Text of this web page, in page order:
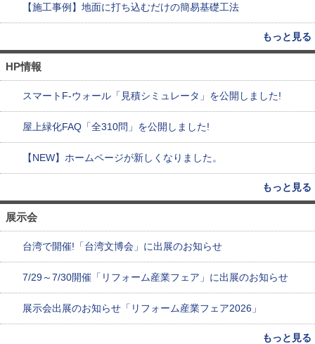
【施工事例】地面に打ち込むだけの簡易基礎工法
もっと見る
HP情報
スマートF-ウォール「見積シミュレータ」を公開しました!
屋上緑化FAQ「全310問」を公開しました!
【NEW】ホームページが新しくなりました。
もっと見る
展示会
台湾で開催!「台湾文博会」に出展のお知らせ
7/29～7/30開催「リフォーム産業フェア」に出展のお知らせ
展示会出展のお知らせ「リフォーム産業フェア2026」
もっと見る